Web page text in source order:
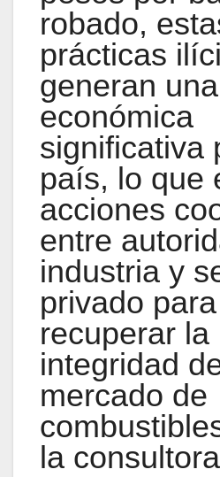
robado,
prácticas
generan
económica
significativa
país, lo que
acciones
entre
industria y
privado para
recuperar la
integridad
mercado de
la